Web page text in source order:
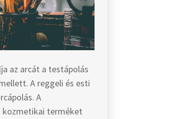
az arcát a testápolás
A reggeli és esti
A
kozmetikai terméket